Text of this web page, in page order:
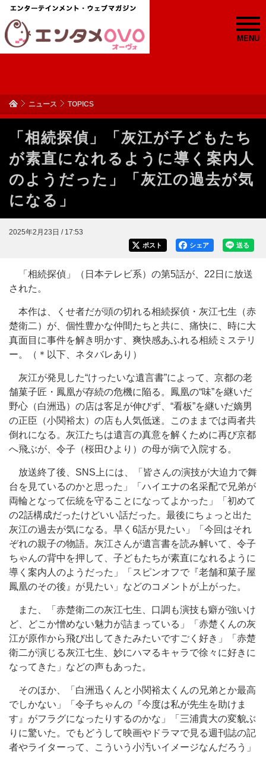
MENU
ニュース TOPICS
「相続探偵」「灰江が子どもたち
が素直になれるように導く案内人
のようだった」「灰江の過去が気
になる」
2025年2月23日 / 17:53
送る
シェア
ポスト
「相続探偵」（日本テレビ系）の第5話が、22日に放送
された。
本作は、くせ者だが頭の切れる相続探偵・灰江七生（赤
楚衛二）が、個性豊かな仲間たちと共に、痛快に、時に大
真面目に事件を解き明かす、爽快感あふれる相続ミステリ
ー。（＊以下、ネタバレあり）
灰江が発見した“けったいな遺言書”によって、京都の老
舗菓子匠・鳳凰が存続の危機に陥る。鳳凰の“味”を継いだ
野心（白洲迅）の店は客足が伸びず、“看板”を継いだ嫡男
の正臣（小関裕太）の店も人気低迷。このままでは両者共
倒れになる。灰江たちは遺言の真意を解くために再び京都
へ飛ぶが、令子（桜田ひより）の母が病で入院する。
放送終了後、SNS上には、「皆さんの演技が大迫力で舞
台を見ているのかと思った」「ハイエナの名采配で兄弟が
両輪となって伝統を守ることになってよかった」「初めて
の2話構成だったけどいい話だった。最後にちょっと出た
灰江の過去が気になる。早く6話が見たい」「今回はそれ
ぞれの親子の物語。灰江さんが遺言書を読み解いて、令子
ちゃんの背中を押して、子どもたちが素直になれるように
導く案内人のようだった」「スピンオフで『老舗和菓子屋
鳳凰のその後』が見たい」などのコメントが上がった。
また、「赤楚衛二の灰江七生、口調も演技も癖が強いけ
ど、どこか憎めない魅力が詰まっている」「赤楚くんの灰
江が原作から飛び出してきたみたいですごく好き」「赤楚
衛二が演じる灰江七生、妙にハマるキャラで徐々に好きに
なってきた」などの声もあった。
そのほか、「白洲迅くんと小関裕太くんの兄弟とか最高
でしかない」「令子ちゃんの『今度は私が先生を助けま
す』がフラグになったりするのかな」「三浦貴大の変貌ぶ
りに驚いた。でもどうして映画やドラマで見る週刊誌の記
者やライターって、こういう小汚いイメージなんだろう」